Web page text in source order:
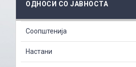
ОДНОСИ СО ЈАВНОСТА
Соопштенија
Настани